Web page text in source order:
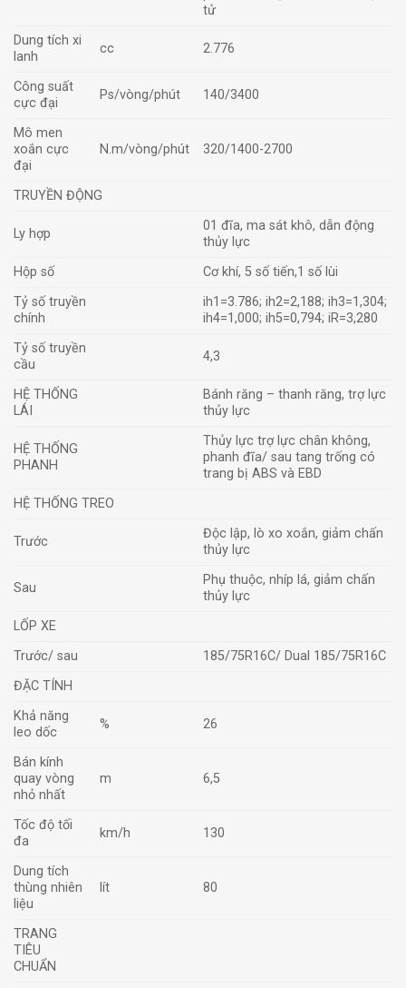
tử
Dung tích xi
lanh
cc 2.776
Công suất
cực đại
Ps/vòng/phút 140/3400
Mô men
xoắn cực
đại
N.m/vòng/phút 320/1400-2700
TRUYỀN ĐỘNG
Ly hợp
01 đĩa, ma sát khô, dẫn động
thủy lực
Hộp số
Cơ khí, 5 số tiến,1 số lùi
Tỷ số truyền
chính
ih1=3.786; ih2=2,188; ih3=1,304;
ih4=1,000; ih5=0,794; iR=3,280
Tỷ số truyền
cầu
4,3
HỆ THỐNG
LÁI
Bánh răng – thanh răng, trợ lực
thủy lực
HỆ THỐNG
PHANH
Thủy lực trợ lực chân không,
phanh đĩa/ sau tang trống có
trang bị ABS và EBD
HỆ THỐNG TREO
Trước
Độc lập, lò xo xoắn, giảm chấn
thủy lực
Sau
Phụ thuộc, nhíp lá, giảm chấn
thủy lực
LỐP XE
Trước/ sau
185/75R16C/ Dual 185/75R16C
ĐẶC TÍNH
Khả năng
leo dốc
% 26
Bán kính
quay vòng
nhỏ nhất
m 6,5
Tốc độ tối
đa
km/h 130
Dung tích
thùng nhiên
liệu
lít 80
TRANG
TIÊU
CHUẨN